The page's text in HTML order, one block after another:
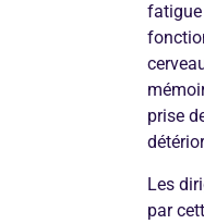
fatigue
prise
Les
par